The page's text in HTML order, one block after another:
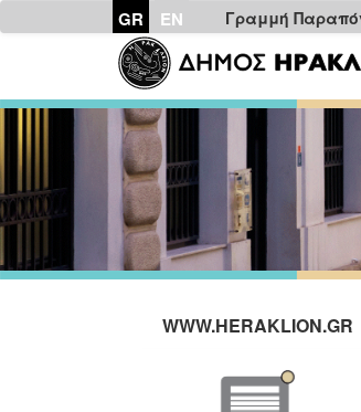
GR EN Γραμμή
WWW.HERAKLION.GR